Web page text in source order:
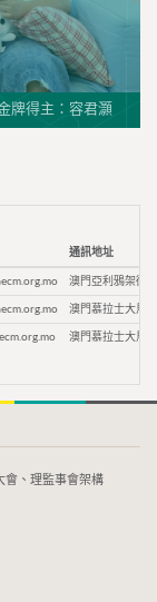
牌得主：容君灝
通訊地址
澳門亞利鴉架街9
澳門慕拉士大馬
澳門慕拉士大馬
會、理監事會架構